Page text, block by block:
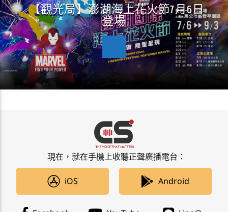
【觀光局】澎湖海上花火節7月6日
登場
現在，就在手機上收聽正聲廣播電台：
iOS Android